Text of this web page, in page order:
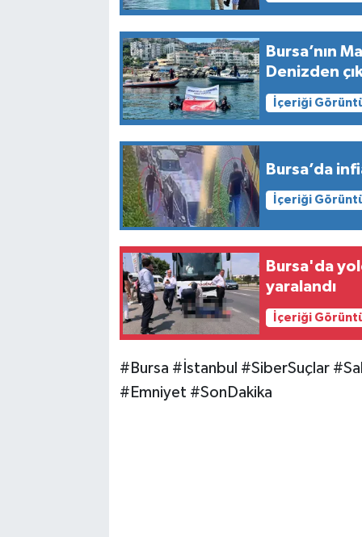
Bursa’nın
Denizden
İçeriği
Bursa’da
İçeriği
Bursa'da
yaralandı
İçeriği
#Bursa #İstanbul #SiberSuçlar
#Emniyet #SonDakika